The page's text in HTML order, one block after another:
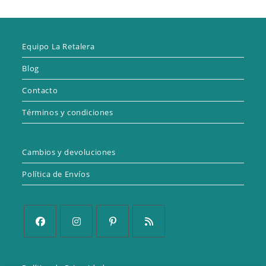
Equipo La Retalera
Blog
Contacto
Términos y condiciones
Cambios y devoluciones
Política de Envíos